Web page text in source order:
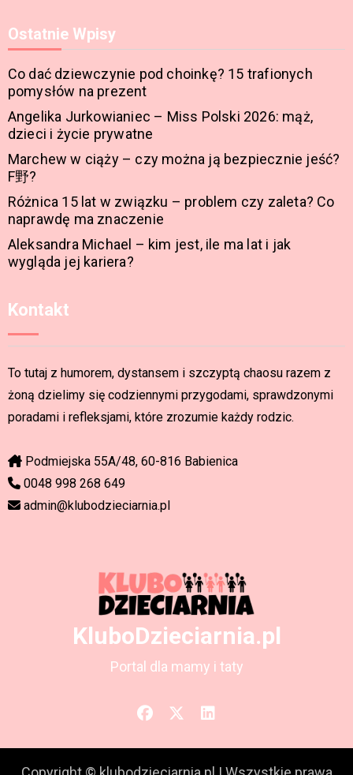
Ostatnie Wpisy
Co dać dziewczynie pod choinkę? 15 trafionych
pomysłów na prezent
Angelika Jurkowianiec – Miss Polski 2026: mąż,
dzieci i życie prywatne
Marchew w ciąży – czy można ją bezpiecznie jeść?
F野?
Różnica 15 lat w związku – problem czy zaleta? Co
naprawdę ma znaczenie
Aleksandra Michael – kim jest, ile ma lat i jak
wygląda jej kariera?
Kontakt
To tutaj z humorem, dystansem i szczyptą chaosu razem z
żoną dzielimy się codziennymi przygodami, sprawdzonymi
poradami i refleksjami, które zrozumie każdy rodzic.
Podmiejska 55A/48, 60-816 Babienica
0048 998 268 649
admin@klubodzieciarnia.pl
KluboDzieciarnia.pl
Portal dla mamy i taty